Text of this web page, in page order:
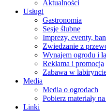
Aktualności
Usługi
Gastronomia
Sesje ślubne
Imprezy, eventy,
Zwiedzanie z
Wynajem ogrodu i
Reklama i promocja
Zabawa w
Media
Media o ogrodach
Pobierz materiały
Linki